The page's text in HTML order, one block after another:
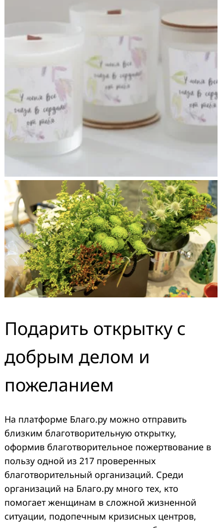
Подарить открытку с
добрым делом и
пожеланием
На платформе Благо.ру можно отправить
близким благотворительную открытку,
оформив благотворительное пожертвование в
пользу одной из 217 проверенных
благотворительный организаций. Среди
организаций на Благо.ру много тех, кто
помогает женщинам в сложной жизненной
ситуации, подопечным кризисных центров,